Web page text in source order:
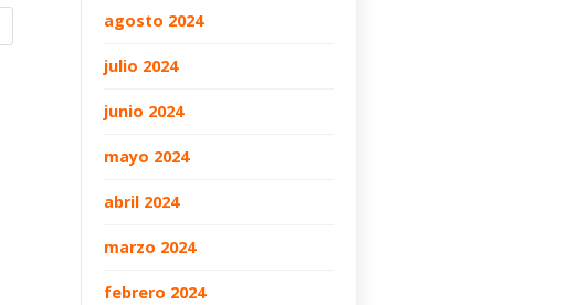
agosto 2024
julio 2024
junio 2024
mayo 2024
abril 2024
marzo 2024
febrero 2024